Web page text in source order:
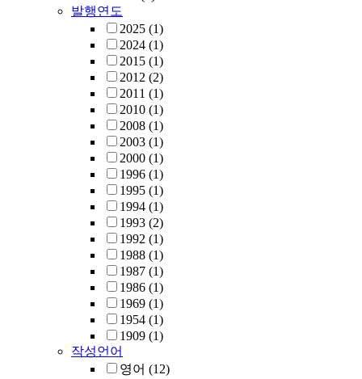
발행연도
2025 (1)
2024 (1)
2015 (1)
2012 (2)
2011 (1)
2010 (1)
2008 (1)
2003 (1)
2000 (1)
1996 (1)
1995 (1)
1994 (1)
1993 (2)
1992 (1)
1988 (1)
1987 (1)
1986 (1)
1969 (1)
1954 (1)
1909 (1)
작성언어
영어 (12)